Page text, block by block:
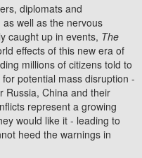
diplomats and
well as the nervous
caught up in events, The
effects of this new era of
millions of citizens told to
potential mass disruption -
Russia, China and their
represent a growing
would like it - leading to
heed the warnings in